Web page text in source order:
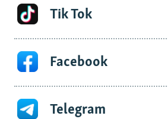
Tik Tok
Facebook
Telegram